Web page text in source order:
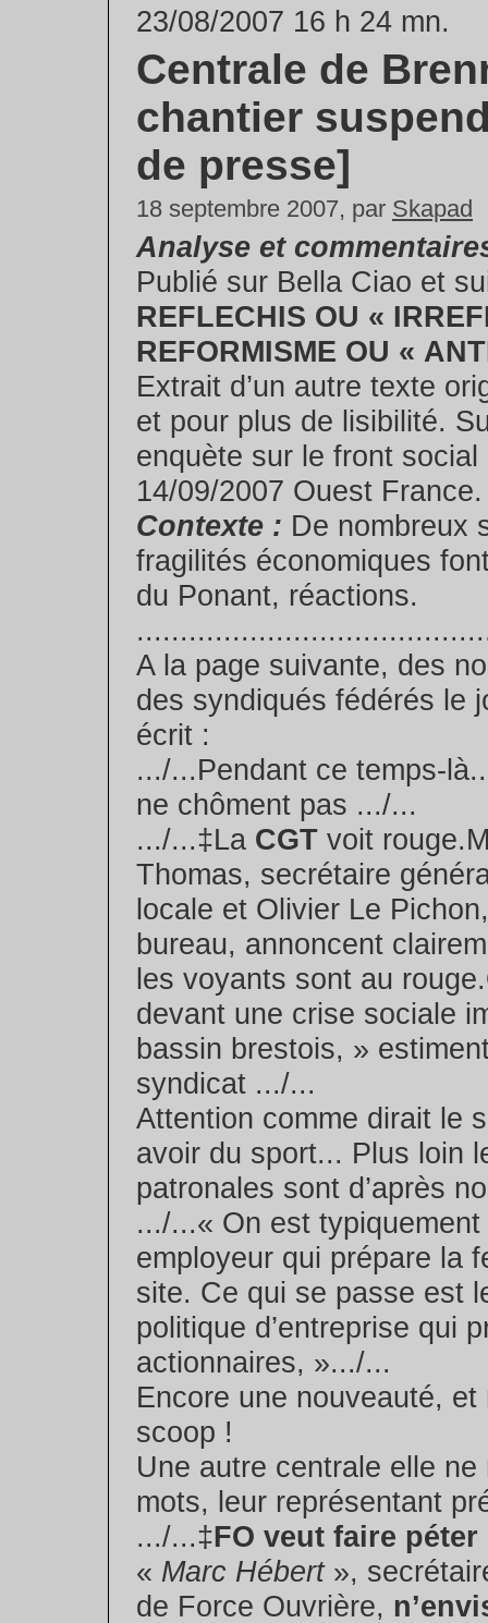
23/08/2007 16 h 24 mn.
Centrale de
chantier
de presse]
18 septembre 2007, par Skapad
Analyse et
Publié sur Bella Ciao et
REFLECHIS OU «
REFORMISME OU «
Extrait d’un autre texte
et pour plus de lisibilité.
enquète sur le front
14/09/2007 Ouest France.
Contexte : De nombreux
fragilités économiques
du Ponant, réactions.
A la page suivante, des
des syndiqués fédérés le
écrit :
.../...Pendant ce temps-
ne chôment pas .../...
.../...‡La CGT voit
Thomas, secrétaire
locale et Olivier Le
bureau, annoncent
les voyants sont au
devant une crise sociale
bassin brestois, »
syndicat .../...
Attention comme dirait le
avoir du sport... Plus loin
patronales sont d’après
.../...« On est typiquement
employeur qui prépare la
site. Ce qui se passe est
politique d’entreprise qui
actionnaires, ».../...
Encore une nouveauté, et
scoop !
Une autre centrale elle
mots, leur représentant
.../...‡FO veut faire péter
« Marc Hébert»,
de Force Ouvrière,